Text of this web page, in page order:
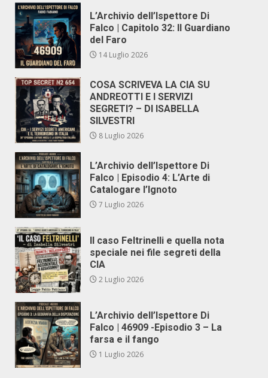
L’Archivio dell’Ispettore Di
Falco | Capitolo 32: Il Guardiano
del Faro
14 Luglio 2026
COSA SCRIVEVA LA CIA SU
ANDREOTTI E I SERVIZI
SEGRETI? – DI ISABELLA
SILVESTRI
8 Luglio 2026
L’Archivio dell’Ispettore Di
Falco | Episodio 4: L’Arte di
Catalogare l’Ignoto
7 Luglio 2026
Il caso Feltrinelli e quella nota
speciale nei file segreti della
CIA
2 Luglio 2026
L’Archivio dell’Ispettore Di
Falco | 46909 -Episodio 3 – La
farsa e il fango
1 Luglio 2026